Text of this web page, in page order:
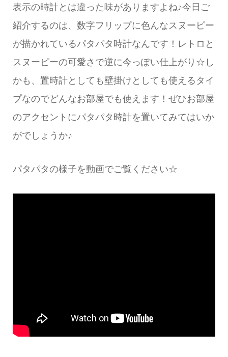
表示の時計とは違った味がありますよね♪今日ご
紹介するのは、数字フリップに色んなスヌーピー
が描かれているパタパタ時計なんです！レトロと
スヌーピーの可愛さで逆に今っぽい仕上がり☆し
かも、置時計としても壁掛けとしても使えるタイ
プなのでどんなお部屋でも使えます！ぜひお部屋
のアクセントにパタパタ時計を置いてみてはいか
がでしょうか♪
パタパタの様子を動画でご覧ください☆